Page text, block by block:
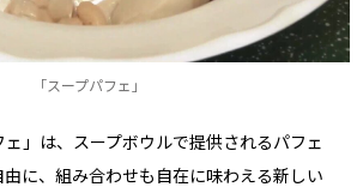
「スープパフェ」
」は、スープボウルで提供されるパフェ
に、組み合わせも自在に味わえる新しい